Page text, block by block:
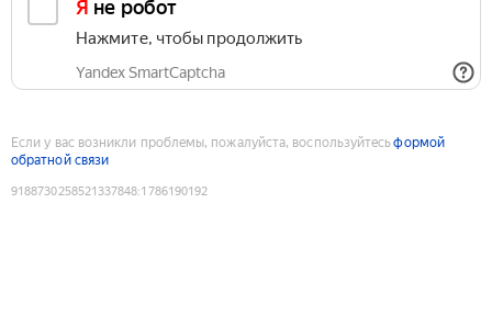
Я не робот
Нажмите, чтобы продолжить
Yandex SmartCaptcha
Если у вас возникли проблемы, пожалуйста, воспользуйтесьформой
обратной связи
9188730258521337848:1786190192